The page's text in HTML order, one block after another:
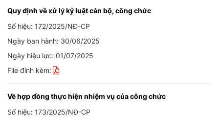
Quy định về xử lý kỷ luật cán bộ, công chức
Số hiệu: 172/2025/NĐ-CP
Ngày ban hành: 30/06/2025
Ngày hiệu lực: 01/07/2025
File đính kèm:
Về hợp đồng thực hiện nhiệm vụ của công chức
Số hiệu: 173/2025/NĐ-CP